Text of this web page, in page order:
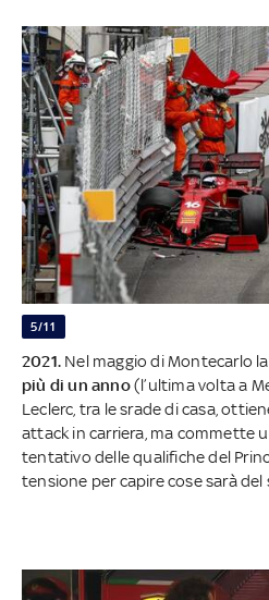
5/11
2021. Nel maggio di Montecarlo
più di un anno(l’ultima volta a
Leclerc, tra le srade di casa,
attack in carriera, ma commette
tentativo delle qualifiche del
tensione per capire cose sarà del